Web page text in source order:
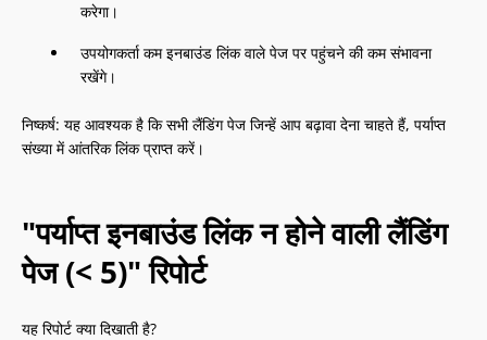
करेगा।
उपयोगकर्ता कम इनबाउंड लिंक वाले पेज पर पहुंचने की कम संभावना
रखेंगे।
निष्कर्ष: यह आवश्यक है कि सभी लैंडिंग पेज जिन्हें आप बढ़ावा देना चाहते हैं, पर्याप्त
संख्या में आंतरिक लिंक प्राप्त करें।
"पर्याप्त इनबाउंड लिंक न होने वाली लैंडिंग
पेज (< 5)" रिपोर्ट
यह रिपोर्ट क्या दिखाती है?